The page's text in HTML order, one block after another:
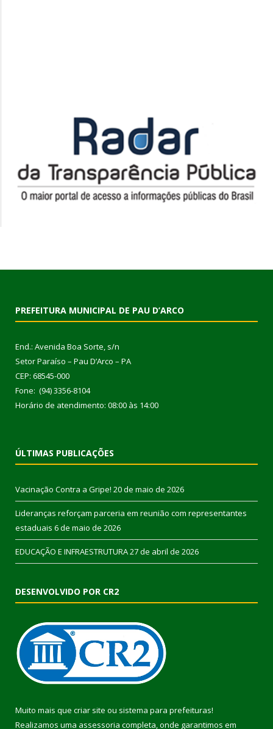
PREFEITURA MUNICIPAL DE PAU D’ARCO
End.: Avenida Boa Sorte, s/n
Setor Paraíso – Pau D’Arco – PA
CEP: 68545-000
Fone: (94) 3356-8104
Horário de atendimento: 08:00 às 14:00
ÚLTIMAS PUBLICAÇÕES
Vacinação Contra a Gripe! 20 de maio de 2026
Lideranças reforçam parceria em reunião com representantes
estaduais 6 de maio de 2026
EDUCAÇÃO E INFRAESTRUTURA27 de abril de 2026
DESENVOLVIDO POR CR2
Muito mais que criar site ou sistema para prefeituras!
Realizamos uma assessoria completa, onde garantimos em